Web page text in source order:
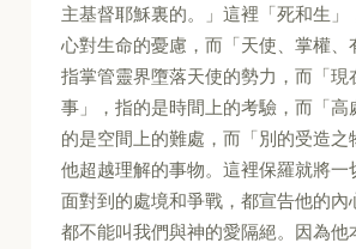
主基督耶穌裏的。」這裡「死和生」
心對生命的憂慮，而「天使、掌權、
指掌管靈界墮落天使的勢力，而「現
事」，指的是時間上的考驗，而「高
的是空間上的難處，而「別的受造之
他超越理解的事物。這裡保羅就將一
面對到的處境和爭戰，都宣告他的內
都不能叫我們與神的愛隔絕。因為他